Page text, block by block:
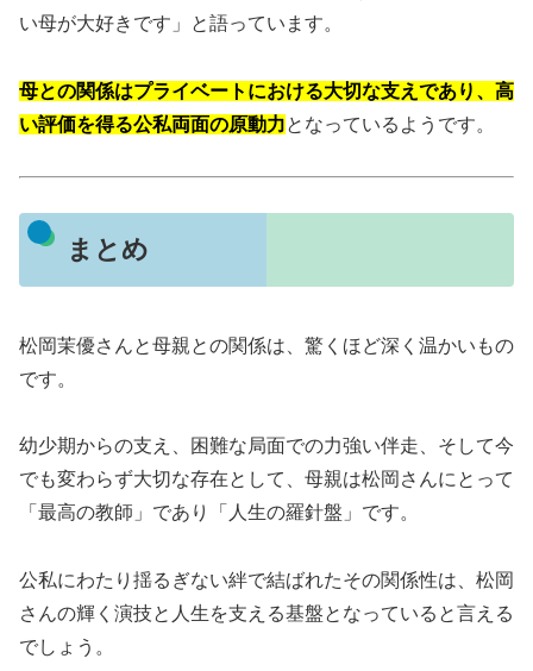
い母が大好きです」と語っています。
母との関係はプライベートにおける大切な支えであり、高
い評価を得る公私両面の原動力となっているようです。
まとめ
松岡茉優さんと母親との関係は、驚くほど深く温かいもの
です。
幼少期からの支え、困難な局面での力強い伴走、そして今
でも変わらず大切な存在として、母親は松岡さんにとって
「最高の教師」であり「人生の羅針盤」です。
公私にわたり揺るぎない絆で結ばれたその関係性は、松岡
さんの輝く演技と人生を支える基盤となっていると言える
でしょう。